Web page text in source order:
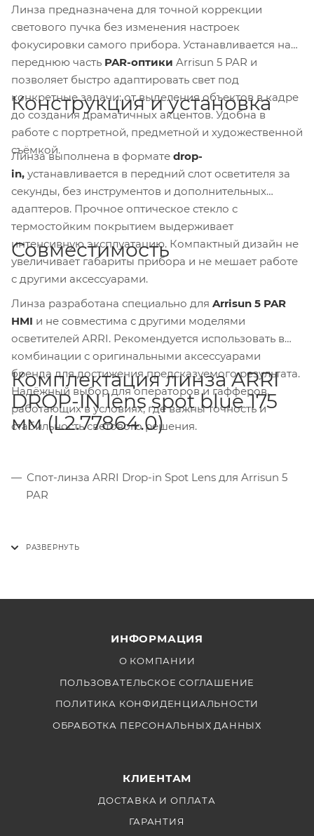
Линза предназначена для точной коррекции
светового пучка без изменения настроек
фокусировки самого прибора. Устанавливается на
переднюю часть PAR-оптики Arrisun 5 PAR и
позволяет быстро адаптировать свет под
конкретные задачи: от выделения объектов в кадре
до создания драматичных акцентов. Удобна в
работе с портретной, предметной и художественной
съёмкой.
Конструкция и установка
Линза выполнена в формате drop-
in, устанавливается в передний слот осветителя за
секунды, без инструментов и дополнительных
адаптеров. Прочное оптическое стекло с
термостойким покрытием выдерживает
интенсивную эксплуатацию. Компактный дизайн не
увеличивает габариты прибора и не мешает работе
с другими аксессуарами.
Совместимость
Линза разработана специально для Arrisun 5 PAR
HMI и не совместима с другими моделями
осветителей ARRI. Рекомендуется использовать в
комбинации с оригинальными аксессуарами
бренда для достижения предсказуемого результата.
Надёжный выбор для операторов и гафферов,
работающих в условиях, где важны точность и
стабильность светового решения.
Комплектация линза ARRI
DROP-IN lens spot blue 175
мм (L2.77864.0)
Спот-линза ARRI Drop-in Spot Lens для Arrisun 5
PAR
ИНФОРМАЦИЯ
О КОМПАНИИ
ПОЛЬЗОВАТЕЛЬСКОЕ СОГЛАШЕНИЕ
ПОЛИТИКА КОНФИДЕНЦИАЛЬНОСТИ
ОБРАБОТКА ПЕРСОНАЛЬНЫХ ДАННЫХ
КЛИЕНТАМ
ДОСТАВКА И ОПЛАТА
ГАРАНТИЯ